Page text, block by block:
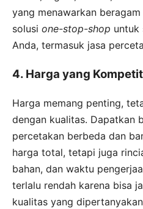
yang menawarkan
solusi one-stop-shop untuk
Anda, termasuk jasa
4. Harga yang
Harga memang penting,
dengan kualitas. Dapatkan
percetakan berbeda dan
harga total, tetapi juga
bahan, dan waktu
terlalu rendah karena bisa
kualitas yang